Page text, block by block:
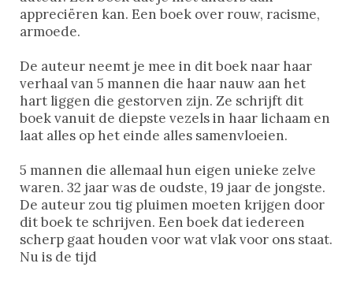
appreciëren kan. Een boek over rouw, racisme,
armoede.
De auteur neemt je mee in dit boek naar haar
verhaal van 5 mannen die haar nauw aan het
hart liggen die gestorven zijn. Ze schrijft dit
boek vanuit de diepste vezels in haar lichaam en
laat alles op het einde alles samenvloeien.
5 mannen die allemaal hun eigen unieke zelve
waren. 32 jaar was de oudste, 19 jaar de jongste.
De auteur zou tig pluimen moeten krijgen door
dit boek te schrijven. Een boek dat iedereen
scherp gaat houden voor wat vlak voor ons staat.
Nu is de tijd